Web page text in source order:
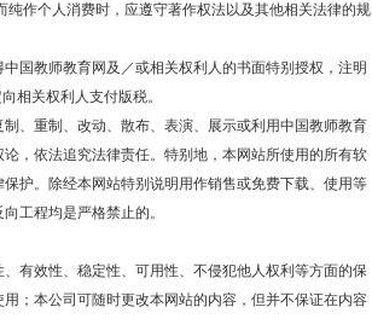
作个人消费时，应遵守著作权法以及其他相关法律的规
教师教育网及／或相关权利人的书面特别授权，注明
相关权利人支付版税。
、重制、改动、散布、表演、展示或利用中国教师教育
，依法追究法律责任。特别地，本网站所使用的所有软
护。除经本网站特别说明用作销售或免费下载、使用等
工程均是严格禁止的。
有效性、稳定性、可用性、不侵犯他人权利等方面的保
；本公司可随时更改本网站的内容，但并不保证在内容